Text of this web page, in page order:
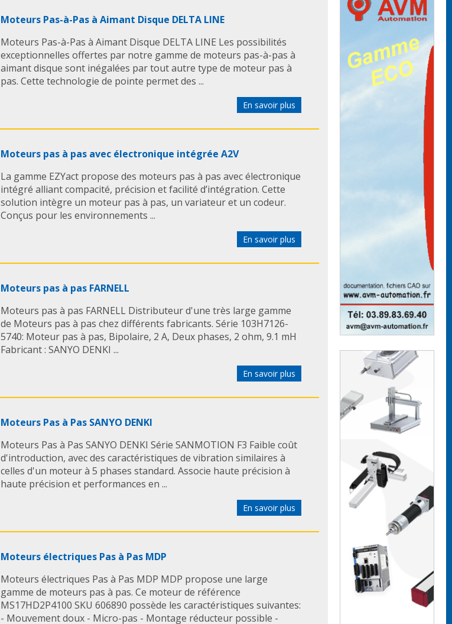
Moteurs Pas-à-Pas à Aimant Disque DELTA LINE
Moteurs Pas-à-Pas à Aimant Disque DELTA LINE Les possibilités
exceptionnelles offertes par notre gamme de moteurs pas-à-pas à
aimant disque sont inégalées par tout autre type de moteur pas à
pas. Cette technologie de pointe permet des ...
En savoir plus
Moteurs pas à pas avec électronique intégrée A2V
La gamme EZYact propose des moteurs pas à pas avec électronique
intégré alliant compacité, précision et facilité d’intégration. Cette
solution intègre un moteur pas à pas, un variateur et un codeur.
Conçus pour les environnements ...
En savoir plus
Moteurs pas à pas FARNELL
Moteurs pas à pas FARNELL Distributeur d'une très large gamme
de Moteurs pas à pas chez différents fabricants. Série 103H7126-
5740: Moteur pas à pas, Bipolaire, 2 A, Deux phases, 2 ohm, 9.1 mH
Fabricant : SANYO DENKI ...
En savoir plus
Moteurs Pas à Pas SANYO DENKI
Moteurs Pas à Pas SANYO DENKI Série SANMOTION F3 Faible coût
d'introduction, avec des caractéristiques de vibration similaires à
celles d'un moteur à 5 phases standard. Associe haute précision à
haute précision et performances en ...
En savoir plus
Moteurs électriques Pas à Pas MDP
Moteurs électriques Pas à Pas MDP MDP propose une large
gamme de moteurs pas à pas. Ce moteur de référence
MS17HD2P4100 SKU 606890 possède les caractéristiques suivantes:
- Mouvement doux - Micro-pas - Montage réducteur possible -